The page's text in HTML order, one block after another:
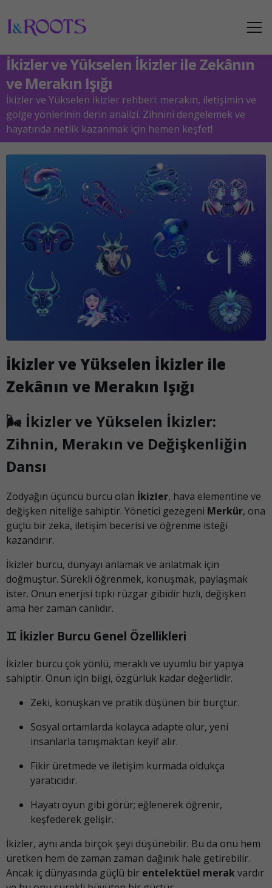
İkizler ve Yükselen İkizler ile Zekânın
ve Merakın Işığı
İkizler ve Yükselen İkizler rehberi: merakın, iletişimin ve
gölge yönlerinin derin analizi. Zihnini dengelemek ve
hayatında netlik kazanmak için hemen keşfet!
İkizler ve Yükselen İkizler ile
Zekânın ve Merakın Işığı
🌬️ İkizler ve Yükselen İkizler:
Zihnin, Merakın ve Değişkenliğin
Dansı
Zodyağın üçüncü burcu olan İkizler, hava elementine ve
değişken niteliğe sahiptir. Yönetici gezegeni Merkür, ona
güçlü bir zeka, iletişim becerisi ve öğrenme isteği
kazandırır.
İkizler burcu, dünyayı anlamak ve anlatmak için
doğmuştur. Sürekli öğrenmek, konuşmak, paylaşmak
ister. Onun enerjisi tıpkı rüzgar gibidir hızlı, değişken
ama her zaman canlıdır.
♊ İkizler Burcu Genel Özellikleri
İkizler burcu çok yönlü, meraklı ve uyumlu bir yapıya
sahiptir. Onun için bilgi, özgürlük kadar değerlidir.
Zeki, konuşkan ve pratik düşünen bir burçtur.
Sosyal ortamlarda kolayca adapte olur, yeni
insanlarla tanışmaktan keyif alır.
Fikir üretmede ve iletişim kurmada oldukça
yaratıcıdır.
Hayatı oyun gibi görür; eğlenerek öğrenir,
keşfederek gelişir.
İkizler, aynı anda birçok şeyi düşünebilir. Bu da onu hem
üretken hem de zaman zaman dağınık hale getirebilir.
Ancak iç dünyasında güçlü bir entelektüel merakvardır